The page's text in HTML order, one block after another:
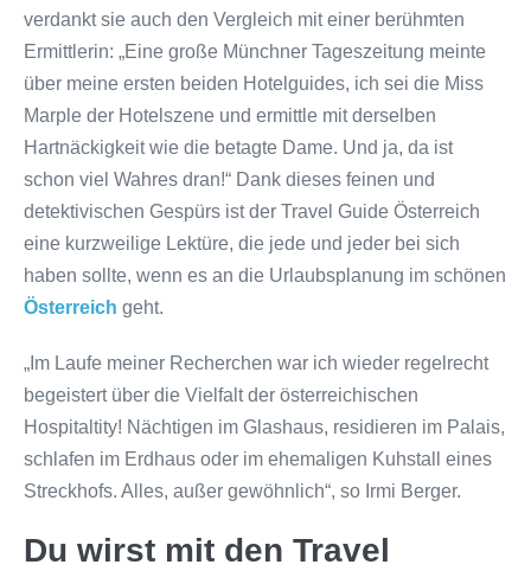
verdankt sie auch den Vergleich mit einer berühmten
Ermittlerin: „Eine große Münchner Tageszeitung meinte
über meine ersten beiden Hotelguides, ich sei die Miss
Marple der Hotelszene und ermittle mit derselben
Hartnäckigkeit wie die betagte Dame. Und ja, da ist
schon viel Wahres dran!“ Dank dieses feinen und
detektivischen Gespürs ist der Travel Guide Österreich
eine kurzweilige Lektüre, die jede und jeder bei sich
haben sollte, wenn es an die Urlaubsplanung im schönen
Österreich geht.
„Im Laufe meiner Recherchen war ich wieder regelrecht
begeistert über die Vielfalt der österreichischen
Hospitaltity! Nächtigen im Glashaus, residieren im Palais,
schlafen im Erdhaus oder im ehemaligen Kuhstall eines
Streckhofs. Alles, außer gewöhnlich“, so Irmi Berger.
Du wirst mit den Travel